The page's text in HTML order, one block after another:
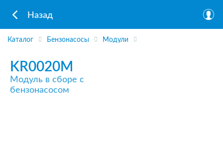
Назад
Каталог Бензонасосы Модули
KR0020M
Модуль в сборе с
бензонасосом